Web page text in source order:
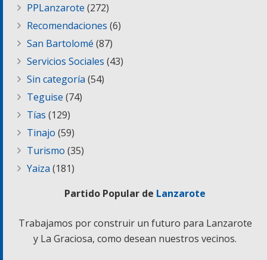
PPLanzarote (272)
Recomendaciones (6)
San Bartolomé (87)
Servicios Sociales (43)
Sin categoría (54)
Teguise (74)
Tías (129)
Tinajo (59)
Turismo (35)
Yaiza (181)
Partido Popular de Lanzarote
Trabajamos por construir un futuro para Lanzarote
y La Graciosa, como desean nuestros vecinos.